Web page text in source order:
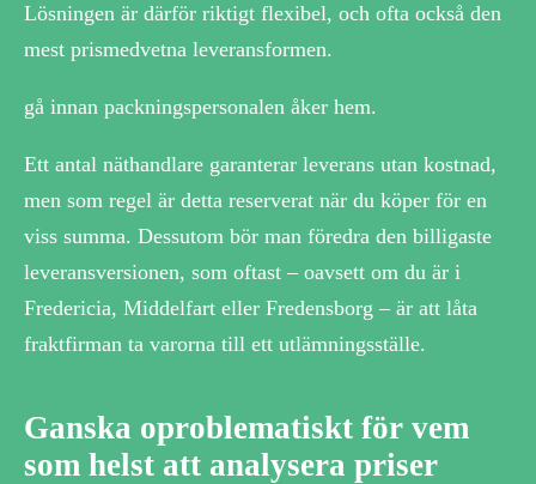
Lösningen är därför riktigt flexibel, och ofta också den
mest prismedvetna leveransformen.
gå innan packningspersonalen åker hem.
Ett antal näthandlare garanterar leverans utan kostnad,
men som regel är detta reserverat när du köper för en
viss summa. Dessutom bör man föredra den billigaste
leveransversionen, som oftast – oavsett om du är i
Fredericia, Middelfart eller Fredensborg – är att låta
fraktfirman ta varorna till ett utlämningsställe.
Ganska oproblematiskt för vem
som helst att analysera priser